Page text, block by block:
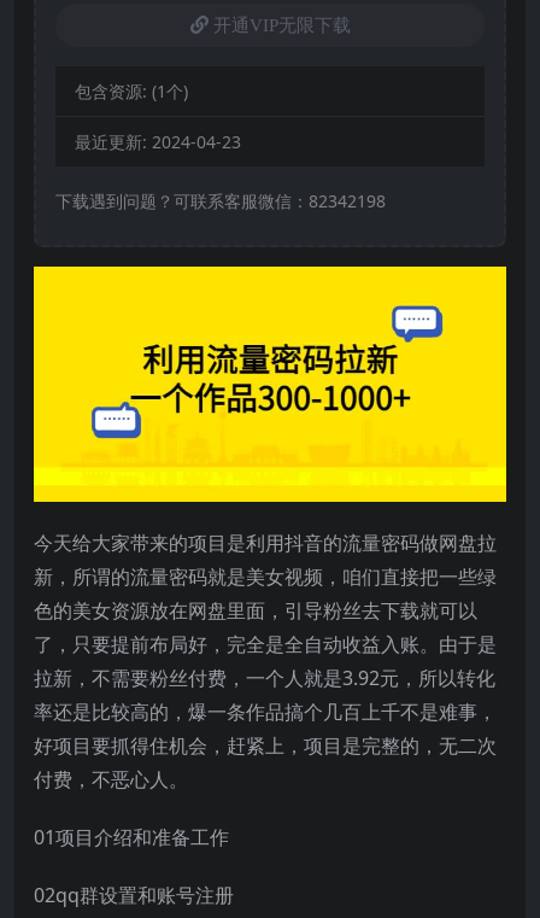
开通VIP无限下载
包含资源: (1个)
最近更新: 2024-04-23
下载遇到问题？可联系客服微信：82342198
今天给大家带来的项目是利用抖音的流量密码做网盘拉
新，所谓的流量密码就是美女视频，咱们直接把一些绿
色的美女资源放在网盘里面，引导粉丝去下载就可以
了，只要提前布局好，完全是全自动收益入账。由于是
拉新，不需要粉丝付费，一个人就是3.92元，所以转化
率还是比较高的，爆一条作品搞个几百上千不是难事，
好项目要抓得住机会，赶紧上，项目是完整的，无二次
付费，不恶心人。
01项目介绍和准备工作
02qq群设置和账号注册